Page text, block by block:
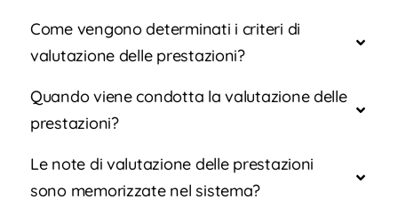
Come vengono determinati i criteri di
valutazione delle prestazioni?
Quando viene condotta la valutazione delle
prestazioni?
Le note di valutazione delle prestazioni
sono memorizzate nel sistema?